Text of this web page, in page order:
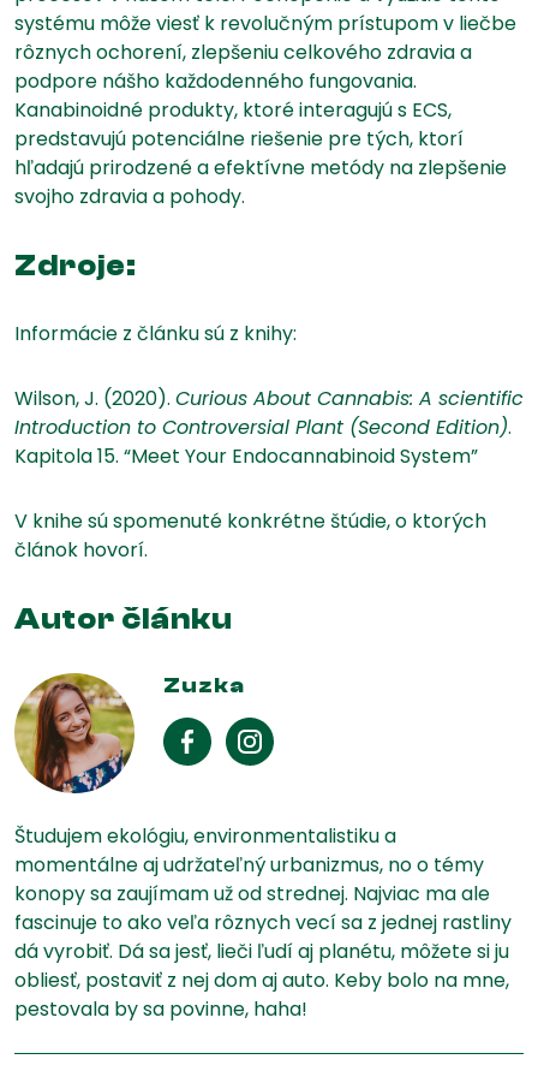
systému môže viesť k revolučným prístupom v liečbe
rôznych ochorení, zlepšeniu celkového zdravia a
podpore nášho každodenného fungovania.
Kanabinoidné produkty, ktoré interagujú s ECS,
predstavujú potenciálne riešenie pre tých, ktorí
hľadajú prirodzené a efektívne metódy na zlepšenie
svojho zdravia a pohody.
Zdroje:
Informácie z článku sú z knihy:
Wilson, J. (2020). Curious About Cannabis: A scientific
Introduction to Controversial Plant (Second Edition).
Kapitola 15. “Meet Your Endocannabinoid System”
V knihe sú spomenuté konkrétne štúdie, o ktorých
článok hovorí.
Autor článku
Zuzka
Študujem ekológiu, environmentalistiku a
momentálne aj udržateľný urbanizmus, no o témy
konopy sa zaujímam už od strednej. Najviac ma ale
fascinuje to ako veľa rôznych vecí sa z jednej rastliny
dá vyrobiť. Dá sa jesť, lieči ľudí aj planétu, môžete si ju
obliesť, postaviť z nej dom aj auto. Keby bolo na mne,
pestovala by sa povinne, haha!